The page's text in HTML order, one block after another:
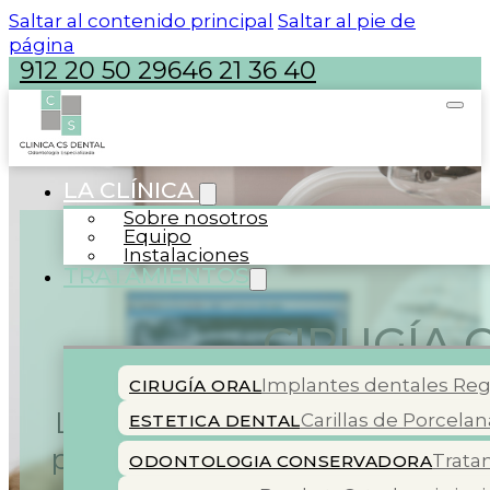
Saltar al contenido principal Saltar al pie de
página
912 20 50 29646 21 36 40
LA CLÍNICA
Sobre nosotros
Equipo
Instalaciones
TRATAMIENTOS
CIRUGÍA ORALImplantes dentales
ESTETICA DENTALCarillas de
ODONTOLOGIA CONSERVADORA
CIRUGÍA
La cirugía oral se centra en
precisas. Contamos con un